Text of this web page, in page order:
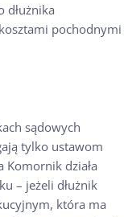
dłużnika
pochodnymi
sądowych
tylko ustawom
działa
– jeżeli dłużnik
która ma